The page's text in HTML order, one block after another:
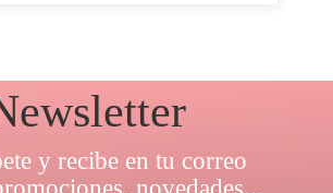
y recibe en tu correo